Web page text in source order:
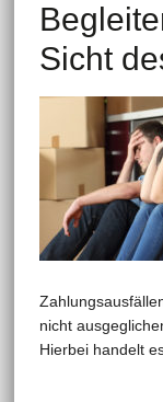
Sicht
nicht
Hierbei handelt